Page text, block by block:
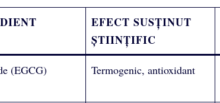
EFECT SUSȚINUT
ȘTIINȚIFIC
(EGCG) Termogenic, antioxidant